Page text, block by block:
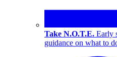
Take N.O.T.E. Early
guidance on what to